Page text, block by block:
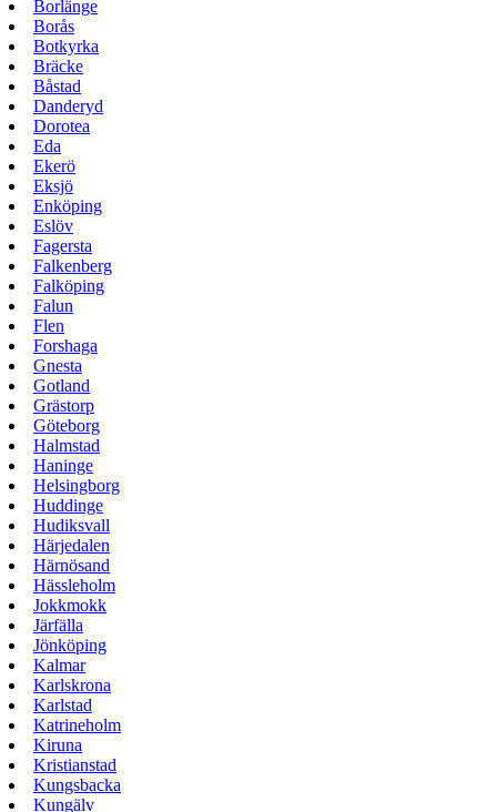
Borlänge
Borås
Botkyrka
Bräcke
Båstad
Danderyd
Dorotea
Eda
Ekerö
Eksjö
Enköping
Eslöv
Fagersta
Falkenberg
Falköping
Falun
Flen
Forshaga
Gnesta
Gotland
Grästorp
Göteborg
Halmstad
Haninge
Helsingborg
Huddinge
Hudiksvall
Härjedalen
Härnösand
Hässleholm
Jokkmokk
Järfälla
Jönköping
Kalmar
Karlskrona
Karlstad
Katrineholm
Kiruna
Kristianstad
Kungsbacka
Kungälv